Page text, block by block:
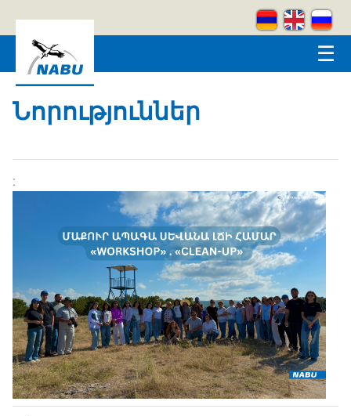
☰
Նորություններ